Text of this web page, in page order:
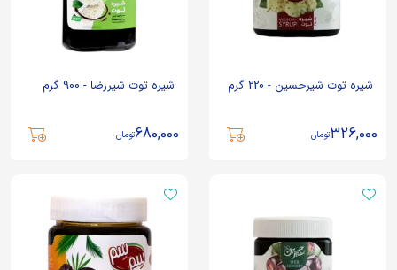
شیره توت شیرحسین - 220 گرم
326,000تومان
شیره توت شیررضا - 900 گرم
680,000تومان